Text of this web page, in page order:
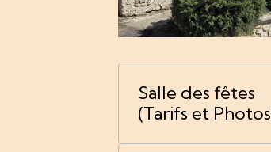
Salle des fêtes
(Tarifs et